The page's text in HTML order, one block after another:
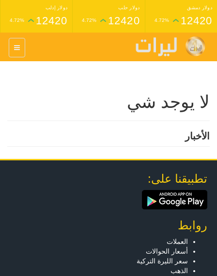
دولار دمشق
12420
4.72%
دولار حلب
12420
4.72%
دولار إدلب
12420
4.72%
غرام عيار 24 ذهب
1,398,000
4.33%
1,227,000
لا يوجد شي
الأخبار
تطبيقنا على:
روابط
العملات
أسعار الحوالات
سعر الليرة التركية
الذهب